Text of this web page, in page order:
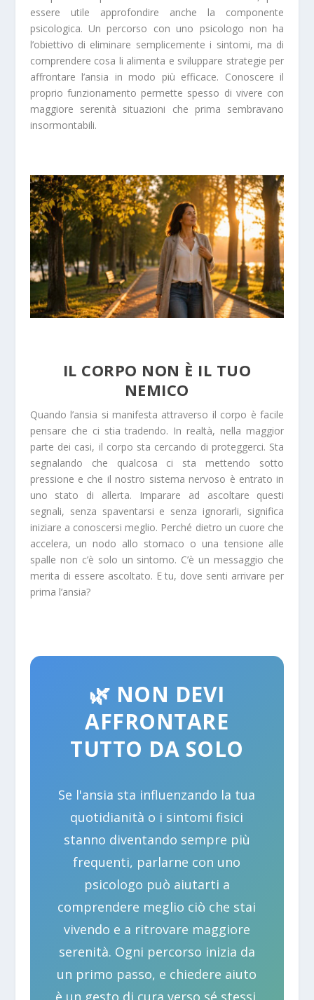
essere utile approfondire anche la componente
psicologica. Un percorso con uno psicologo non ha
l’obiettivo di eliminare semplicemente i sintomi, ma di
comprendere cosa li alimenta e sviluppare strategie per
affrontare l’ansia in modo più efficace. Conoscere il
proprio funzionamento permette spesso di vivere con
maggiore serenità situazioni che prima sembravano
insormontabili.
IL CORPO NON È IL TUO
NEMICO
Quando l’ansia si manifesta attraverso il corpo è facile
pensare che ci stia tradendo. In realtà, nella maggior
parte dei casi, il corpo sta cercando di proteggerci. Sta
segnalando che qualcosa ci sta mettendo sotto
pressione e che il nostro sistema nervoso è entrato in
uno stato di allerta. Imparare ad ascoltare questi
segnali, senza spaventarsi e senza ignorarli, significa
iniziare a conoscersi meglio. Perché dietro un cuore che
accelera, un nodo allo stomaco o una tensione alle
spalle non c’è solo un sintomo. C’è un messaggio che
merita di essere ascoltato. E tu, dove senti arrivare per
prima l’ansia?
🌿 NON DEVI
AFFRONTARE
TUTTO DA SOLO
Se l'ansia sta influenzando la tua
quotidianità o i sintomi fisici
stanno diventando sempre più
frequenti, parlarne con uno
psicologo può aiutarti a
comprendere meglio ciò che stai
vivendo e a ritrovare maggiore
serenità. Ogni percorso inizia da
un primo passo, e chiedere aiuto
è un gesto di cura verso sé stessi.